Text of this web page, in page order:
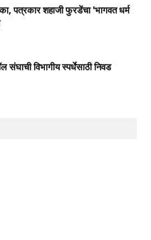
पत्रकार शहाजी फुरडेंचा 'भागवत धर्म
संघाची विभागीय स्पर्धेसाठी निवड